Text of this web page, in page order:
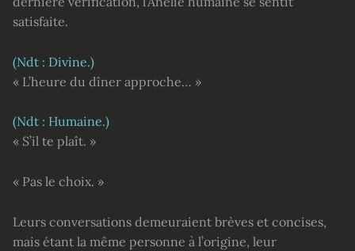
satisfaite.
(Ndt : Divine.)
« L’heure du dîner approche… »
(Ndt : Humaine.)
« S’il te plaît. »
« Pas le choix. »
Leurs conversations demeuraient brèves et concises,
mais étant la même personne à l’origine, leur